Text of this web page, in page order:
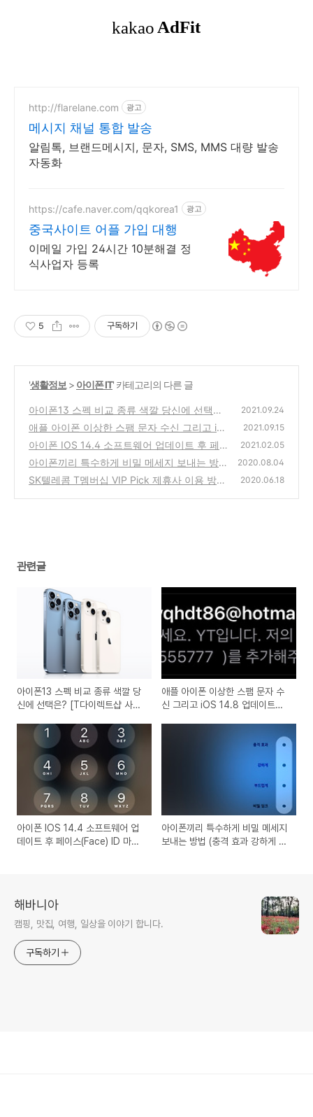
http://flarelane.com 광고
메시지 채널 통합 발송
알림톡, 브랜드메시지, 문자, SMS, MMS 대량 발송
자동화
https://cafe.naver.com/qqkorea1 광고
중국사이트 어플 가입 대행
이메일 가입 24시간 10분해결 정
식사업자 등록
5 구독하기
'생활정보 > 아이폰 IT' 카테고리의 다른 글
아이폰13 스펙 비교 종류 색깔 당신에 선택은?
[T다이렉트샵 사전예약, 당일배송, 새벽배송,
사은품 혜택, iPhone13 출시일]
(0)
2021.09.24
애플 아이폰 이상한 스팸 문자 수신 그리고 iO
S 14.8 업데이트 [페가수스 감염]
(0)
2021.09.15
아이폰 IOS 14.4 소프트웨어 업데이트 후 페
이스(Face) ID 마스크 쓰고도 잠금 해제 자유
롭게 가능
(0)
2021.02.05
아이폰끼리 특수하게 비밀 메세지 보내는 방법
(충격 효과 강하게 부드럽게 비밀 잉크)
(0)
2020.08.04
SK텔레콤 T멤버십 VIP Pick 제휴사 이용 방법
2020.06.18
관련글
아이폰13 스펙 비교 종류 색깔 당
신에 선택은? [T다이렉트샵 사전
혜택, iPhone13 출시일]
애플 아이폰 이상한 스팸 문자 수
신 그리고 iOS 14.8 업데이트
아이폰 IOS 14.4 소프트웨어 업
데이트 후 페이스(Face) ID 마스
아이폰끼리 특수하게 비밀 메세지
보내는 방법 (충격 효과 강하게 부
해바니아
캠핑, 맛집, 여행, 일상을 이야기 합니다.
구독하기